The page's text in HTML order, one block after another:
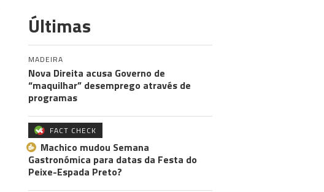
Últimas
MADEIRA
Nova Direita acusa Governo de
“maquilhar” desemprego através de
programas
FACT CHECK
Machico mudou Semana
Gastronómica para datas da Festa do
Peixe-Espada Preto?